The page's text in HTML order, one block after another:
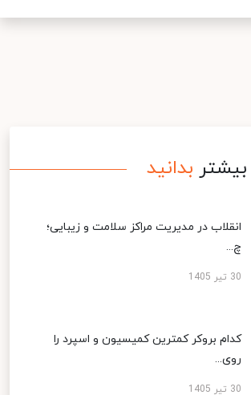
بیشتر بدانید
انقلاب در مدیریت مراکز سلامت و زیبایی؛
چ...
30 تیر 1405
کدام بروکر کمترین کمیسیون و اسپرد را
روی...
30 تیر 1405